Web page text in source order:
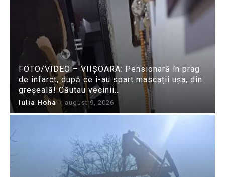
FOTO/VIDEO – VIIȘOARA: Pensionară în prag
de infarct, după ce i-au spart mascații ușa, din
greșeală! Căutau vecinii…
Iulia Hoha - august 9, 2026